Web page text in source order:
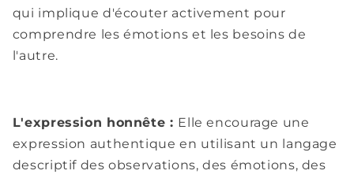
qui implique d'écouter activement pour
comprendre les émotions et les besoins de
l'autre.
L'expression honnête : Elle encourage une
expression authentique en utilisant un langage
descriptif des observations, des émotions, des